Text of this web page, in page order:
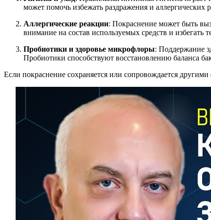
может помочь избежать раздражения и аллергических
Аллергические реакции: Покраснение может быть
внимание на состав используемых средств и избегать
Пробиотики и здоровье микрофлоры: Поддержание
Пробиотики способствуют восстановлению баланса
Если покраснение сохраняется или сопровождается